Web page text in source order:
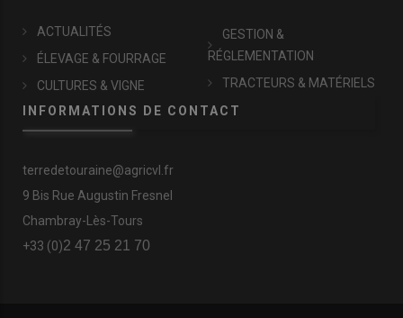
ACTUALITÉS
ÉLEVAGE & FOURRAGE
CULTURES & VIGNE
GESTION &
RÉGLEMENTATION
TRACTEURS & MATÉRIELS
INFORMATIONS DE CONTACT
terredetouraine@agricvl.fr
9 Bis Rue Augustin Fresnel
Chambray-Lès-Tours
+33 (0)2 47 25 21 70